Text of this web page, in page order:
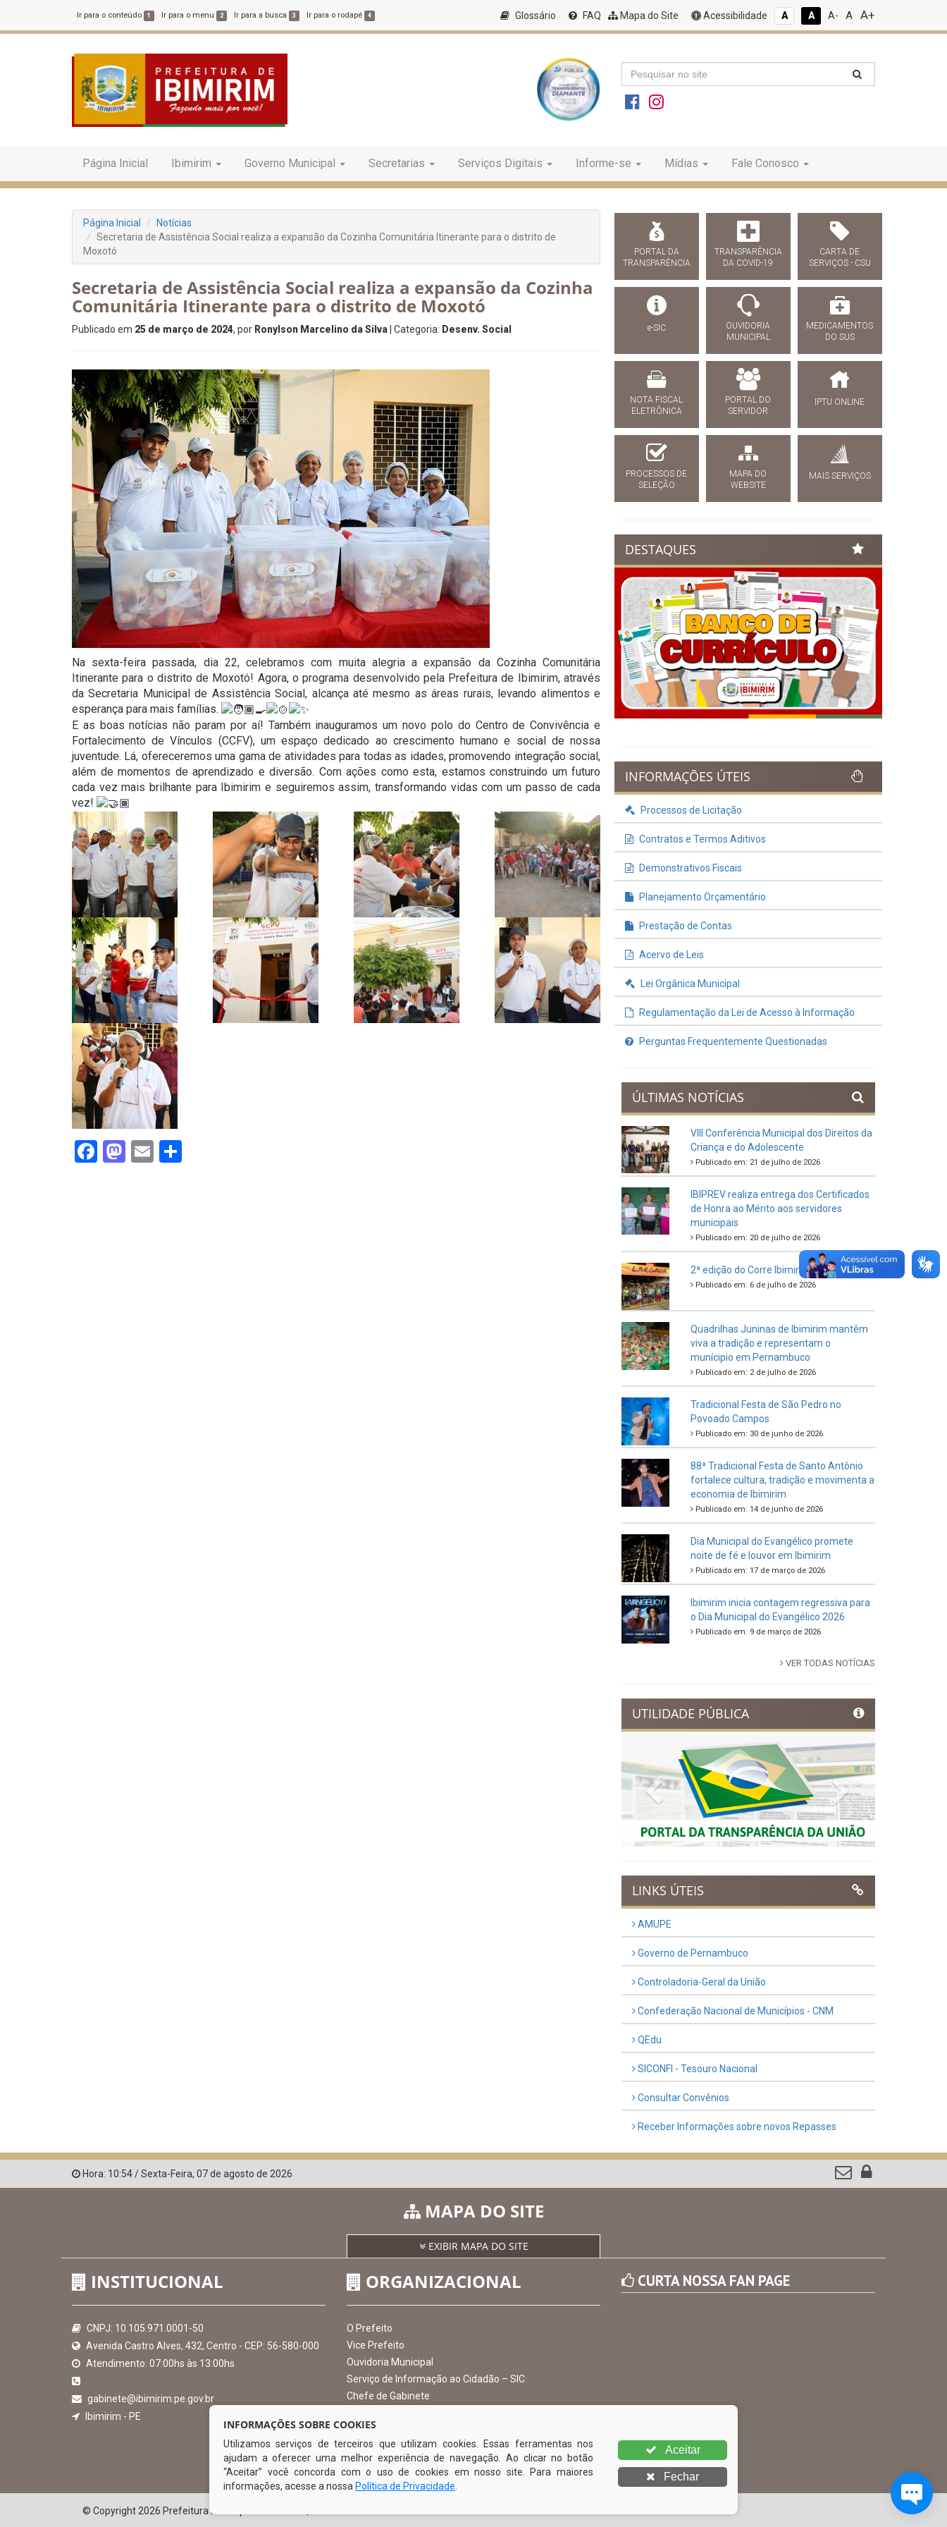
Ir para o conteúdo 1 Ir para o menu 2 Ir para a busca 3 Ir para o rodapé 4 Glossário FAQ Mapa do Site Acessibilidade A A A- A A+
Página Inicial Ibimirim Governo Municipal Secretarias Serviços Digitais Informe-se Mídias Fale Conosco
Página Inicial
Notícias
Secretaria de Assistência Social realiza a expansão da Cozinha Comunitária Itinerante para o distrito de
Moxotó
Secretaria de Assistência Social realiza a expansão da Cozinha
Comunitária Itinerante para o distrito de Moxotó
Publicado em 25 de março de 2024, por Ronylson Marcelino da Silva | Categoria: Desenv. Social
Na sexta-feira passada, dia 22, celebramos com muita alegria a expansão da Cozinha Comunitária
Itinerante para o distrito de Moxotó! Agora, o programa desenvolvido pela Prefeitura de Ibimirim, através
da Secretaria Municipal de Assistência Social, alcança até mesmo as áreas rurais, levando alimentos e
esperança para mais famílias.
E as boas notícias não param por aí! Também inauguramos um novo polo do Centro de Convivência e
Fortalecimento de Vínculos (CCFV), um espaço dedicado ao crescimento humano e social de nossa
juventude. Lá, ofereceremos uma gama de atividades para todas as idades, promovendo integração social,
além de momentos de aprendizado e diversão. Com ações como esta, estamos construindo um futuro
cada vez mais brilhante para Ibimirim e seguiremos assim, transformando vidas com um passo de cada
vez!
Facebook
Mastodon
Email
PORTAL DA
TRANSPARÊNCIA
TRANSPARÊNCIA
DA COVID-19
CARTA DE
SERVIÇOS - CSU
e-SIC
OUVIDORIA
MUNICIPAL
MEDICAMENTOS
DO SUS
NOTA FISCAL
ELETRÔNICA
PORTAL DO
SERVIDOR
IPTU ONLINE
PROCESSOS DE
SELEÇÃO
MAPA DO
WEBSITE
MAIS SERVIÇOS
DESTAQUES
Previous Next
INFORMAÇÕES ÚTEIS
Processos de Licitação
Contratos e Termos Aditivos
Demonstrativos Fiscais
Planejamento Orçamentário
Prestação de Contas
Lei Orgânica Municipal
Regulamentação da Lei de Acesso à Informação
Perguntas Frequentemente Questionadas
ÚLTIMAS NOTÍCIAS
VIII Conferência Municipal dos Direitos da
Criança e do Adolescente
Publicado em: 21 de julho de 2026
IBIPREV realiza entrega dos Certificados
de Honra ao Mérito aos servidores
municipais
Publicado em: 20 de julho de 2026
2ª edição do Corre Ibimirim 2026
Publicado em: 6 de julho de 2026
Quadrilhas Juninas de Ibimirim mantêm
viva a tradição e representam o
munícipio em Pernambuco
Publicado em: 2 de julho de 2026
Tradicional Festa de São Pedro no
Povoado Campos
Publicado em: 30 de junho de 2026
88ª Tradicional Festa de Santo Antônio
fortalece cultura, tradição e movimenta a
economia de Ibimirim
Dia Municipal do Evangélico promete
Ibimirim inicia contagem regressiva para
o Dia Municipal do Evangélico 2026
Publicado em: 9 de março de 2026
VER TODAS NOTÍCIAS
UTILIDADE PÚBLICA
Previous Next
LINKS ÚTEIS
AMUPE
Governo de Pernambuco
Controladoria-Geral da União
Confederação Nacional de Municípios - CNM
QEdu
SICONFI - Tesouro Nacional
Hora:10:54/Sexta-Feira ,07 de agosto de 2026
EXIBIR MAPA DO SITE
INSTITUCIONAL
Avenida Castro Alves, 432, Centro - CEP: 56-580-000
Atendimento: 07:00hs às 13:00hs
gabinete@ibimirim.pe.gov.br
ORGANIZACIONAL
O Prefeito
Vice Prefeito
Ouvidoria Municipal
Chefe de Gabinete
INFORMAÇÕES SOBRE COOKIES
Utilizamos serviços de terceiros que utilizam cookies. Essas ferramentas nos
ajudam a oferecer uma melhor experiência de navegação. Ao clicar no botão
“Aceitar” você concorda com o uso de cookies em nosso site. Para maiores
informações, acesse a nossa Política de Privacidade
Aceitar
Fechar